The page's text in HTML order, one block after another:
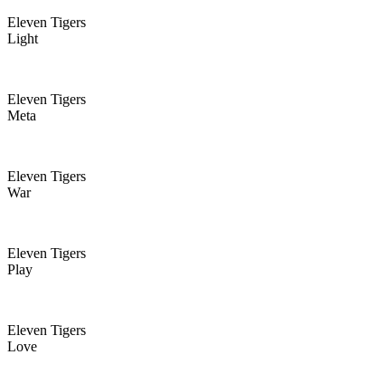
Eleven Tigers
Light
Eleven Tigers
Meta
Eleven Tigers
War
Eleven Tigers
Play
Eleven Tigers
Love